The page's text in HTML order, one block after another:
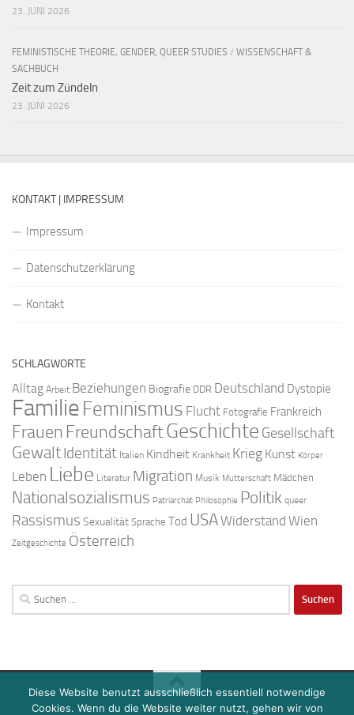
23. JUNI 2026
FEMINISTISCHE THEORIE, GENDER, QUEER STUDIES / WISSENSCHAFT &
SACHBUCH
Zeit zum Zündeln
23. JUNI 2026
KONTAKT | IMPRESSUM
Impressum
Datenschutzerklärung
Kontakt
SCHLAGWORTE
Alltag Arbeit Beziehungen Biografie DDR Deutschland Dystopie
FamilieFeminismus Flucht Fotografie Frankreich
Frauen FreundschaftGeschichte Gesellschaft
GewaltIdentität Italien Kindheit Krankheit Krieg Kunst Körper
Leben Liebe Literatur Migration Musik Mutterschaft Mädchen
Nationalsozialismus Patriarchat Philosophie Politik queer
Rassismus SexualitätSprache Tod USAWiderstand Wien
Zeitgeschichte Österreich
Suchen
nach:
Diese Website benutzt ausschließlich essentiell notwendige
Cookies. Wenn du die Website weiter nutzt, gehen wir von